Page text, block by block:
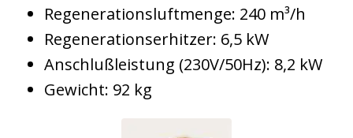
Regenerationsluftmenge: 240 m³/h
Regenerationserhitzer: 6,5 kW
Anschlußleistung (230V/50Hz): 8,2 kW
Gewicht: 92 kg